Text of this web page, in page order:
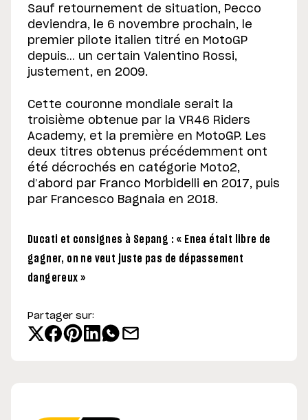
Sauf retournement de situation, Pecco
deviendra, le 6 novembre prochain, le
premier pilote italien titré en MotoGP
depuis… un certain Valentino Rossi,
justement, en 2009.
Cette couronne mondiale serait la
troisième obtenue par la VR46 Riders
Academy, et la première en MotoGP. Les
deux titres obtenus précédemment ont
été décrochés en catégorie Moto2,
d’abord par Franco Morbidelli en 2017, puis
par Francesco Bagnaia en 2018.
Ducati et consignes à Sepang : « Enea était libre de
gagner, on ne veut juste pas de dépassement
dangereux »
Partager sur: